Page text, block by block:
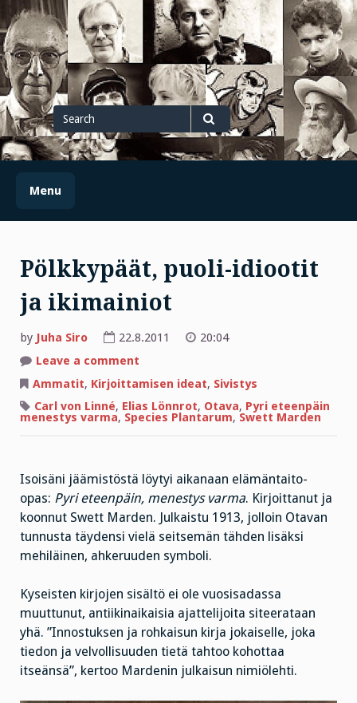
Skip
to
content
Search
for
Search
Menu
Pölkkypäät, puoli-idiootit
ja ikimainiot
by Juha Siro 22.8.2011
20:04
Leave a comment
puoli-
ja
ikimainiot
Ammatit, Kirjoittamisen ideat, Sivistys
Carl von Linné, Elias Lönnrot, Otava, Pyri eteenpäin
menestys varma, Species Plantarum, Swett Marden
Isoisäni jäämistöstä löytyi aikanaan elämäntaito-
opas: Pyri eteenpäin, menestys varma. Kirjoittanut ja
koonnut Swett Marden. Julkaistu 1913, jolloin Otavan
tunnusta täydensi vielä seitsemän tähden lisäksi
mehiläinen, ahkeruuden symboli.
Kyseisten kirjojen sisältö ei ole vuosisadassa
muuttunut, antiikinaikaisia ajattelijoita siteerataan
yhä. ”Innostuksen ja rohkaisun kirja jokaiselle, joka
tiedon ja velvollisuuden tietä tahtoo kohottaa
itseänsä”, kertoo Mardenin julkaisun nimiölehti.